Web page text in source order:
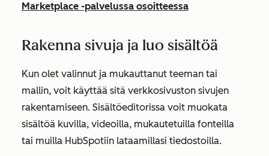
Marketplace -palvelussa osoitteessa
Rakenna sivuja ja luo sisältöä
Kun olet valinnut ja mukauttanut teeman tai
mallin, voit käyttää sitä verkkosivuston sivujen
rakentamiseen. Sisältöeditorissa voit muokata
sisältöä kuvilla, videoilla, mukautetuilla fonteilla
tai muilla HubSpotiin lataamillasi tiedostoilla.